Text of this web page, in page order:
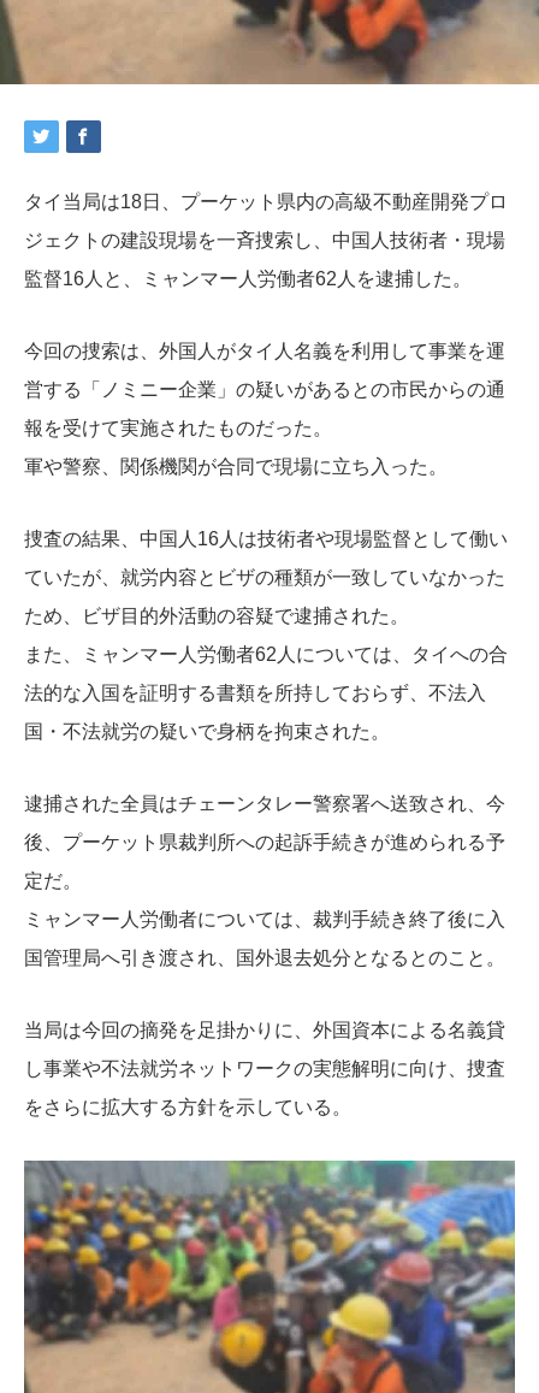
タイ当局は18日、プーケット県内の高級不動産開発プロ
ジェクトの建設現場を一斉捜索し、中国人技術者・現場
監督16人と、ミャンマー人労働者62人を逮捕した。
今回の捜索は、外国人がタイ人名義を利用して事業を運
営する「ノミニー企業」の疑いがあるとの市民からの通
報を受けて実施されたものだった。
軍や警察、関係機関が合同で現場に立ち入った。
捜査の結果、中国人16人は技術者や現場監督として働い
ていたが、就労内容とビザの種類が一致していなかった
ため、ビザ目的外活動の容疑で逮捕された。
また、ミャンマー人労働者62人については、タイへの合
法的な入国を証明する書類を所持しておらず、不法入
国・不法就労の疑いで身柄を拘束された。
逮捕された全員はチェーンタレー警察署へ送致され、今
後、プーケット県裁判所への起訴手続きが進められる予
定だ。
ミャンマー人労働者については、裁判手続き終了後に入
国管理局へ引き渡され、国外退去処分となるとのこと。
当局は今回の摘発を足掛かりに、外国資本による名義貸
し事業や不法就労ネットワークの実態解明に向け、捜査
をさらに拡大する方針を示している。